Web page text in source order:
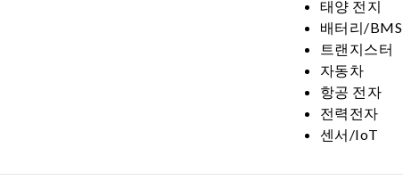
태양 전지
배터리/BMS
트랜지스터
자동차
항공 전자
전력전자
센서/IoT